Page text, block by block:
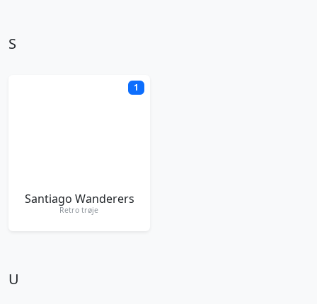
S
1
Santiago Wanderers
Retro trøje
U